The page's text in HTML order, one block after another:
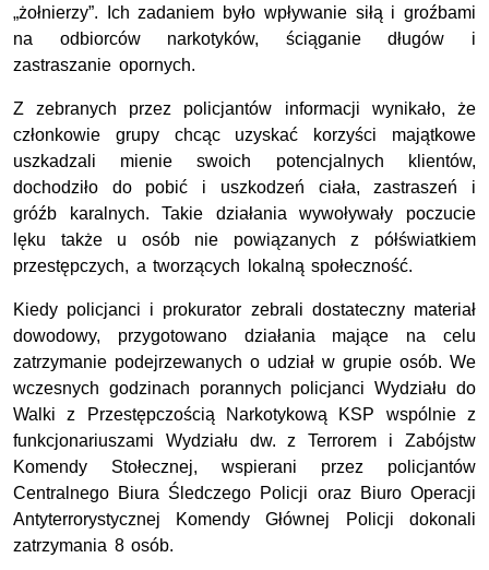
„żołnierzy”. Ich zadaniem było wpływanie siłą i groźbami
na odbiorców narkotyków, ściąganie długów i
zastraszanie opornych.
Z zebranych przez policjantów informacji wynikało, że
członkowie grupy chcąc uzyskać korzyści majątkowe
uszkadzali mienie swoich potencjalnych klientów,
dochodziło do pobić i uszkodzeń ciała, zastraszeń i
gróźb karalnych. Takie działania wywoływały poczucie
lęku także u osób nie powiązanych z półświatkiem
przestępczych, a tworzących lokalną społeczność.
Kiedy policjanci i prokurator zebrali dostateczny materiał
dowodowy, przygotowano działania mające na celu
zatrzymanie podejrzewanych o udział w grupie osób. We
wczesnych godzinach porannych policjanci Wydziału do
Walki z Przestępczością Narkotykową KSP wspólnie z
funkcjonariuszami Wydziału dw. z Terrorem i Zabójstw
Komendy Stołecznej, wspierani przez policjantów
Centralnego Biura Śledczego Policji oraz Biuro Operacji
Antyterrorystycznej Komendy Głównej Policji dokonali
zatrzymania 8 osób.